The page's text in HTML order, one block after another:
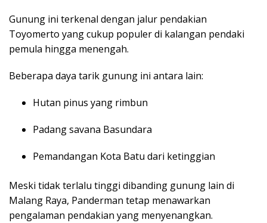
Gunung ini terkenal dengan jalur pendakian
Toyomerto yang cukup populer di kalangan pendaki
pemula hingga menengah.
Beberapa daya tarik gunung ini antara lain:
Hutan pinus yang rimbun
Padang savana Basundara
Pemandangan Kota Batu dari ketinggian
Meski tidak terlalu tinggi dibanding gunung lain di
Malang Raya, Panderman tetap menawarkan
pengalaman pendakian yang menyenangkan.